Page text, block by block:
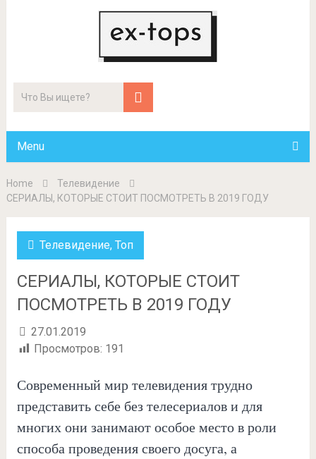
Menu
Home
Телевидение
СЕРИАЛЫ, КОТОРЫЕ СТОИТ ПОСМОТРЕТЬ В 2019 ГОДУ
Телевидение, Топ
СЕРИАЛЫ, КОТОРЫЕ СТОИТ
ПОСМОТРЕТЬ В 2019 ГОДУ
27.01.2019
Просмотров: 191
Современный мир телевидения трудно
представить себе без телесериалов и для
многих они занимают особое место в роли
способа проведения своего досуга, а